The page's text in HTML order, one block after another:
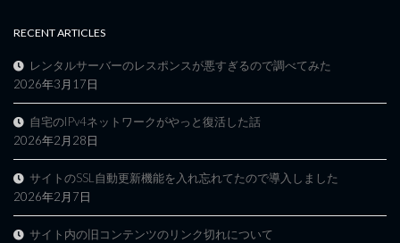
RECENT ARTICLES
レンタルサーバーのレスポンスが悪すぎるので調べてみた
2026年3月17日
自宅のIPv4ネットワークがやっと復活した話
2026年2月28日
サイトのSSL自動更新機能を入れ忘れてたので導入しました
2026年2月7日
サイト内の旧コンテンツのリンク切れについて